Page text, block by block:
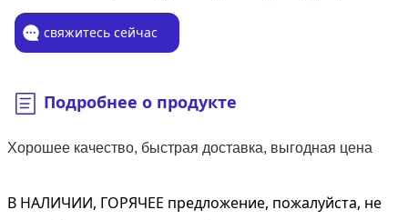
свяжитесь сейчас
Подробнее о продукте
Хорошее качество, быстрая доставка, выгодная цена
В НАЛИЧИИ, ГОРЯЧЕЕ предложение, пожалуйста, не